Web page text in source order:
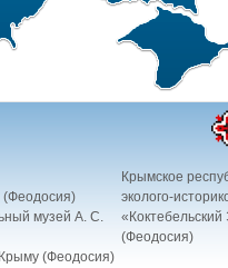
музей А. С.
(Феодосия)
Крымское
эколого-
(Феодосия)